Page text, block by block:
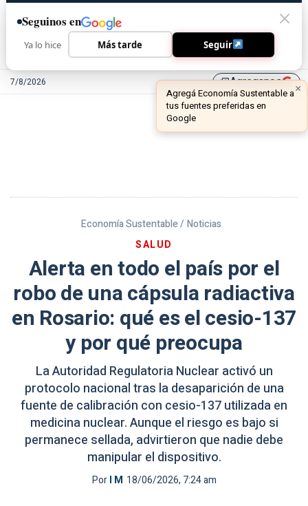
7/8/2026 library_addAgreganos
Economía Sustentable / Noticias
SALUD
Alerta en todo el país por el
robo de una cápsula radiactiva
en Rosario: qué es el cesio-137
y por qué preocupa
La Autoridad Regulatoria Nuclear activó un
protocolo nacional tras la desaparición de una
fuente de calibración con cesio-137 utilizada en
medicina nuclear. Aunque el riesgo es bajo si
permanece sellada, advirtieron que nadie debe
manipular el dispositivo.
PorI M 18/06/2026, 7:24 am
Seguinos en
Ya lo hice Más tarde Seguir